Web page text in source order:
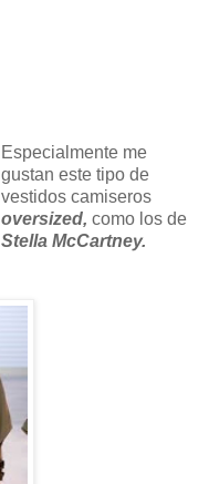
Especialmente me
gustan este tipo de
vestidos camiseros
oversized, como los de
Stella McCartney.